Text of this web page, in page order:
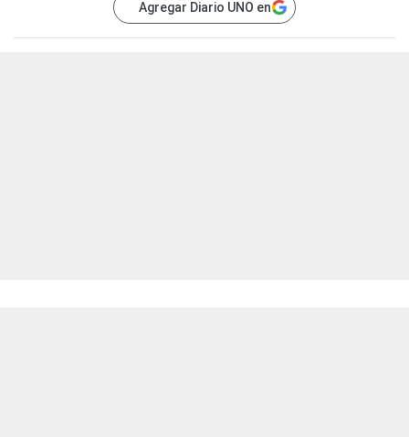
Agregar Diario UNO en